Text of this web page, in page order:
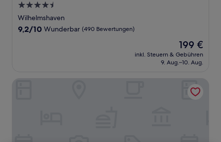
4.5-
Sterne-
Unterkunft
Wilhelmshaven
9.2
9,2/10 Wunderbar (490 Bewertungen)
Der
Preis
beträgt
199 €
inkl. Steuern & Gebühren
9. Aug.–10. Aug.